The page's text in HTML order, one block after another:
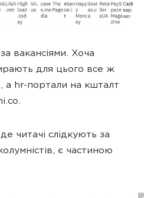
вакансіями. Хоча
для цього все ж
а hr-портали на кшталт
читачі слідкують за
є частиною